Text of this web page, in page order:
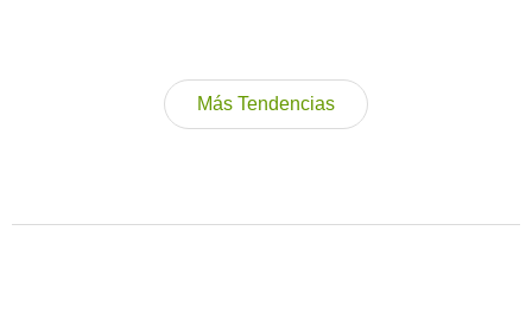
Más Tendencias